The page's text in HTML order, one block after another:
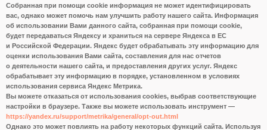
Собранная при помощи cookie информация не может идентифицировать
вас, однако может помочь нам улучшить работу нашего сайта. Информация
об использовании Вами данного сайта, собранная при помощи cookie,
будет передаваться Яндексу и храниться на сервере Яндекса в ЕС
и Российской Федерации. Яндекс будет обрабатывать эту информацию для
оценки использования Вами сайта, составления для нас отчетов
о деятельности нашего сайта, и предоставления других услуг. Яндекс
обрабатывает эту информацию в порядке, установленном в условиях
использования сервиса Яндекс Метрика.
Вы можете отказаться от использования cookies, выбрав соответствующие
настройки в браузере. Также вы можете использовать инструмент —
https://yandex.ru/support/metrika/general/opt-out.html
Однако это может повлиять на работу некоторых функций сайта. Используя